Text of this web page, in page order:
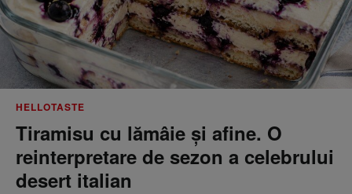
HELLOTASTE
Tiramisu cu lămâie și afine. O
reinterpretare de sezon a celebrului
desert italian